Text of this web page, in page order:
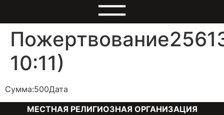
10:11)
Сумма:500Дата
МЕСТНАЯ РЕЛИГИОЗНАЯ ОРГАНИЗАЦИЯ